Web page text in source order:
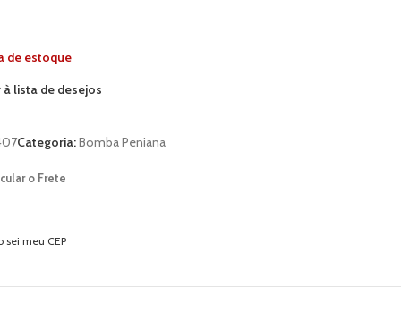
de estoque
à lista de desejos
Categoria:Bomba Peniana
o Frete
sei meu CEP